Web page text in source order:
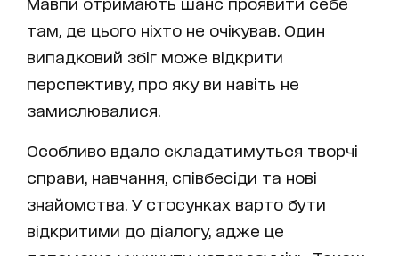
там, де цього ніхто не очікував. Один
випадковий збіг може відкрити
перспективу, про яку ви навіть не
замислювалися.
Особливо вдало складатимуться творчі
справи, навчання, співбесіди та нові
знайомства. У стосунках варто бути
відкритими до діалогу, адже це